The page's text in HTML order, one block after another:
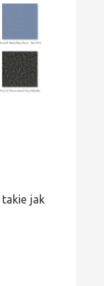
jak